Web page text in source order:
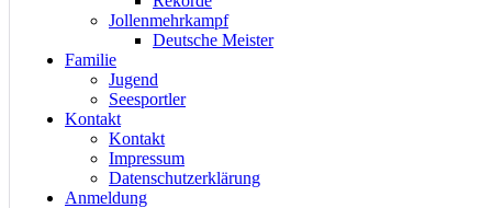
Jollenmehrkampf
Deutsche Meister
Familie
Jugend
Seesportler
Kontakt
Kontakt
Impressum
Datenschutzerklärung
Anmeldung